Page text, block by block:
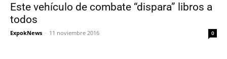
Este vehículo de combate “dispara” libros a
todos
ExpokNews - 11 noviembre 2016 0